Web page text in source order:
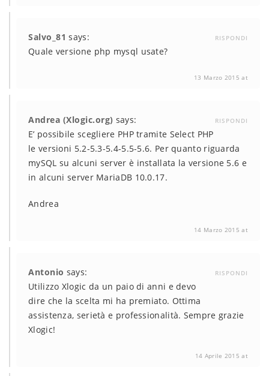
Salvo_81 says: RISPONDI
Quale versione php mysql usate?
13 Marzo 2015 at
Andrea (Xlogic.org) says: RISPONDI
E’ possibile scegliere PHP tramite Select PHP
le versioni 5.2-5.3-5.4-5.5-5.6. Per quanto riguarda
mySQL su alcuni server è installata la versione 5.6 e
in alcuni server MariaDB 10.0.17.
Andrea
14 Marzo 2015 at
Antonio says: RISPONDI
Utilizzo Xlogic da un paio di anni e devo
dire che la scelta mi ha premiato. Ottima
assistenza, serietà e professionalità. Sempre grazie
Xlogic!
14 Aprile 2015 at